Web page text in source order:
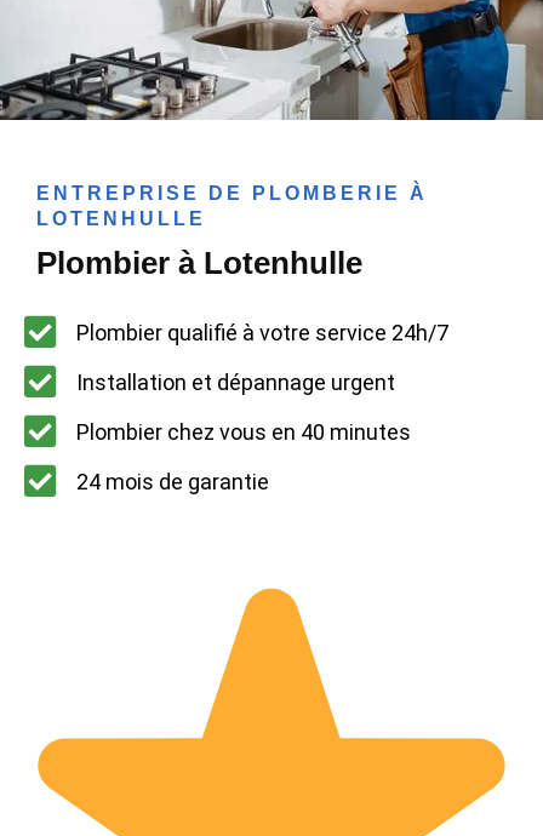
ENTREPRISE DE PLOMBERIE À
LOTENHULLE
Plombier à Lotenhulle
Plombier qualifié à votre service 24h/7
Installation et dépannage urgent
Plombier chez vous en 40 minutes
24 mois de garantie